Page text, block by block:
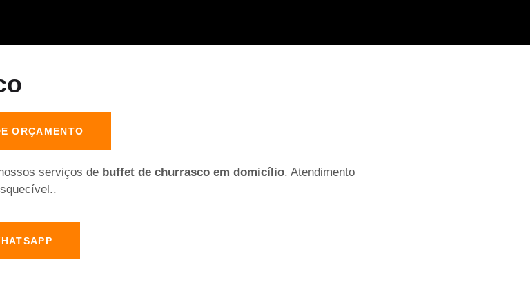
ORÇAMENTO
serviços de buffet de churrasco em domicílio. Atendimento